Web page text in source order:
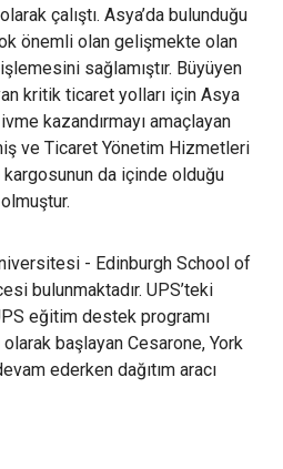
çalıştı. Asya’da bulunduğu
önemli olan gelişmekte olan
sağlamıştır. Büyüyen
kritik ticaret yolları için Asya
kazandırmayı amaçlayan
ve Ticaret Yönetim Hizmetleri
da içinde olduğu
- Edinburgh School of
bulunmaktadır. UPS’teki
eğitim destek programı
başlayan Cesarone, York
ederken dağıtım aracı